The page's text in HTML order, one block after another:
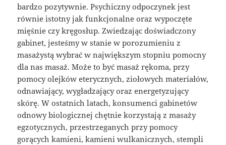
bardzo pozytywnie. Psychiczny odpoczynek jest
równie istotny jak funkcjonalne oraz wypoczęte
mięśnie czy kręgosłup. Zwiedzając doświadczony
gabinet, jesteśmy w stanie w porozumieniu z
masażystą wybrać w największym stopniu pomocny
dla nas masaż. Może to być masaż rękoma, przy
pomocy olejków eterycznych, ziołowych materiałów,
odnawiający, wygładzający oraz energetyzujący
skórę. W ostatnich latach, konsumenci gabinetów
odnowy biologicznej chętnie korzystają z masaży
egzotycznych, przestrzeganych przy pomocy
gorących kamieni, kamieni wulkanicznych, stempli